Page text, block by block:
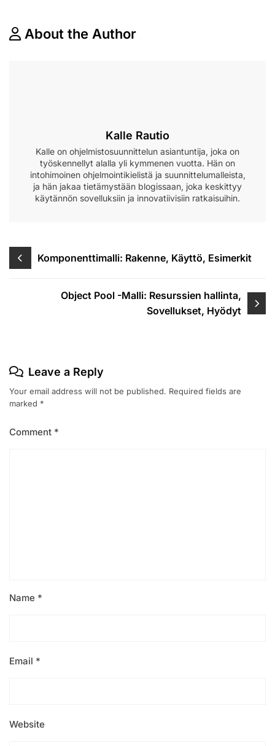
About the Author
Kalle Rautio
Kalle on ohjelmistosuunnittelun asiantuntija, joka on
työskennellyt alalla yli kymmenen vuotta. Hän on
intohimoinen ohjelmointikielistä ja suunnittelumalleista,
ja hän jakaa tietämystään blogissaan, joka keskittyy
käytännön sovelluksiin ja innovatiivisiin ratkaisuihin.
Post
navigation
Komponenttimalli: Rakenne, Käyttö, Esimerkit
Object Pool -Malli: Resurssien hallinta,
Sovellukset, Hyödyt
Leave a Reply
Your email address will not be published. Required fields are
marked *
Comment *
Name *
Email *
Website